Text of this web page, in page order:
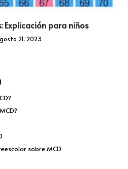
Explicación para niños
21, 2023
sobre MCD